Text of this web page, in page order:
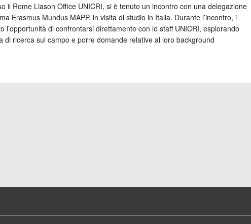
il Rome Liason Office UNICRI, si è tenuto un incontro con una delegazione
Erasmus Mundus MAPP, in visita di studio in Italia. Durante l’incontro, i
l’opportunità di confrontarsi direttamente con lo staff UNICRI, esplorando
di ricerca sul campo e porre domande relative al loro background